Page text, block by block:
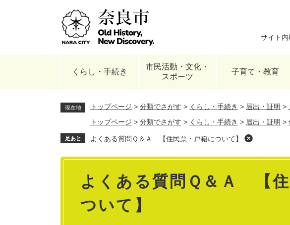
サイト内
くらし・手続き
市民活動・文化・
スポーツ
子育て・教育
現在地 トップページ > 分類でさがす > くらし・手続き > 届出・証明 >
トップページ > 分類でさがす > くらし・手続き > 届出・証明 >
足あと よくある質問Ｑ＆Ａ 【住民票・戸籍について】
本
よくある質問Ｑ＆Ａ 【
ついて】